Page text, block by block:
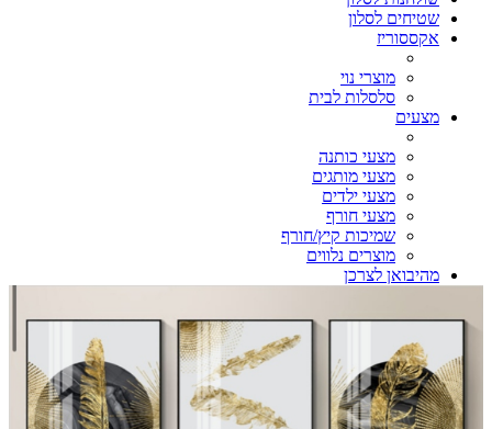
שטיחים לסלון
אקססוריז
מוצרי נוי
סלסלות לבית
מצעים
מצעי כותנה
מצעי מותגים
מצעי ילדים
מצעי חורף
שמיכות קיץ/חורף
מוצרים נלווים
מהיבואן לצרכן